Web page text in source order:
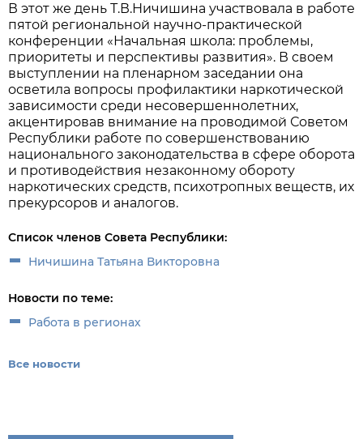
В этот же день Т.В.Ничишина участвовала в работе
пятой региональной научно-практической
конференции «Начальная школа: проблемы,
приоритеты и перспективы развития». В своем
выступлении на пленарном заседании она
осветила вопросы профилактики наркотической
зависимости среди несовершеннолетних,
акцентировав внимание на проводимой Советом
Республики работе по совершенствованию
национального законодательства в сфере оборота
и противодействия незаконному обороту
наркотических средств, психотропных веществ, их
прекурсоров и аналогов.
Список членов Совета Республики:
Ничишина Татьяна Викторовна
Новости по теме:
Работа в регионах
Все новости